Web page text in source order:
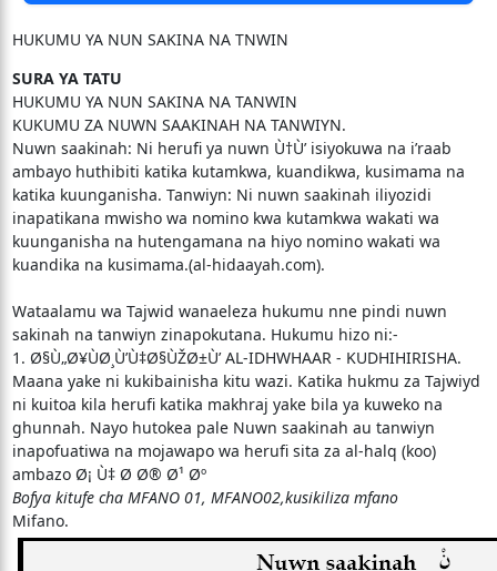
HUKUMU YA NUN SAKINA NA TNWIN
SURA YA TATU
HUKUMU YA NUN SAKINA NA TANWIN
KUKUMU ZA NUWN SAAKINAH NA TANWIYN.
Nuwn saakinah: Ni herufi ya nuwn Ù†Ù’ isiyokuwa na i’raab
ambayo huthibiti katika kutamkwa, kuandikwa, kusimama na
katika kuunganisha. Tanwiyn: Ni nuwn saakinah iliyozidi
inapatikana mwisho wa nomino kwa kutamkwa wakati wa
kuunganisha na hutengamana na hiyo nomino wakati wa
kuandika na kusimama.(al-hidaayah.com).
Wataalamu wa Tajwid wanaeleza hukumu nne pindi nuwn
sakinah na tanwiyn zinapokutana. Hukumu hizo ni:-
1. Ø§Ù„Ø¥ÙØ¸Ù’Ù‡Ø§ÙŽØ±Ù’ AL-IDHWHAAR - KUDHIHIRISHA.
Maana yake ni kukibainisha kitu wazi. Katika hukmu za Tajwiyd
ni kuitoa kila herufi katika makhraj yake bila ya kuweko na
ghunnah. Nayo hutokea pale Nuwn saakinah au tanwiyn
inapofuatiwa na mojawapo wa herufi sita za al-halq (koo)
ambazo Ø¡ Ù‡ Ø­ Ø® Ø¹ Øº
Bofya kitufe cha MFANO 01, MFANO02,kusikiliza mfano
Mifano.